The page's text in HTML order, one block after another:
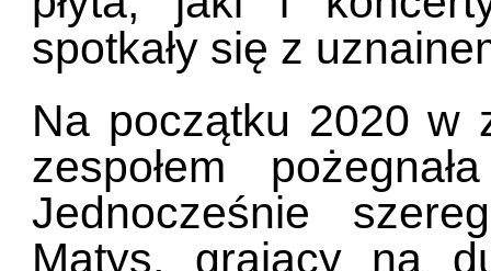
spotkały się z
Na początku 2020 w
zespołem
Jednocześnie
Matys, grający na